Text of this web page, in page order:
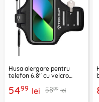
Husa alergare pentru
telefon 6.8" cu velcro
5499 lei 5899 lei